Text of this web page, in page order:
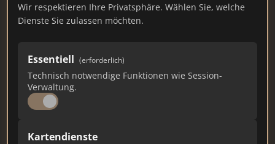
Wir respektieren Ihre Privatsphäre. Wählen Sie, welche
Dienste Sie zulassen möchten.
Essentiell (erforderlich)
Technisch notwendige Funktionen wie Session-
Verwaltung.
Kartendienste
Immobilienmakler Losheim
– Ranking Juli 2026
SAARLAND 15.821 EINWOHNER
68 557